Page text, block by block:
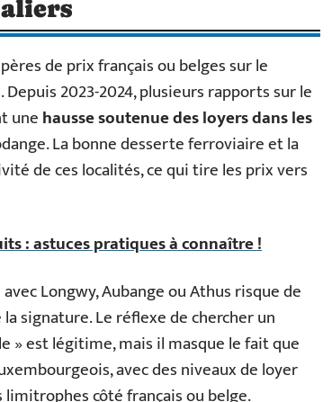
de prix français ou belges sur le
2023-2024, plusieurs rapports sur le
unehausse soutenue des loyers dans les
La bonne desserte ferroviaire et la
de ces localités, ce qui tire les prix vers
: astuces pratiques à connaître !
Longwy, Aubange ou Athus risque de
signature. Le réflexe de chercher un
» est légitime, mais il masque le fait que
avec des niveaux de loyer
côté français ou belge.